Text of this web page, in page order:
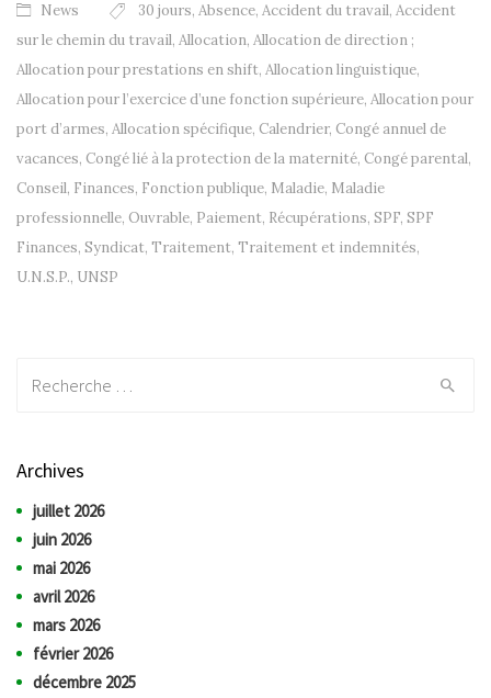
News 30 jours, Absence, Accident du travail, Accident
sur le chemin du travail, Allocation, Allocation de direction ;
Allocation pour prestations en shift, Allocation linguistique,
Allocation pour l’exercice d’une fonction supérieure, Allocation pour
port d’armes, Allocation spécifique, Calendrier, Congé annuel de
vacances, Congé lié à la protection de la maternité, Congé parental,
Conseil, Finances, Fonction publique, Maladie, Maladie
professionnelle, Ouvrable, Paiement, Récupérations, SPF, SPF
Finances, Syndicat, Traitement, Traitement et indemnités,
U.N.S.P., UNSP
Archives
juillet 2026
juin 2026
mai 2026
avril 2026
mars 2026
février 2026
décembre 2025